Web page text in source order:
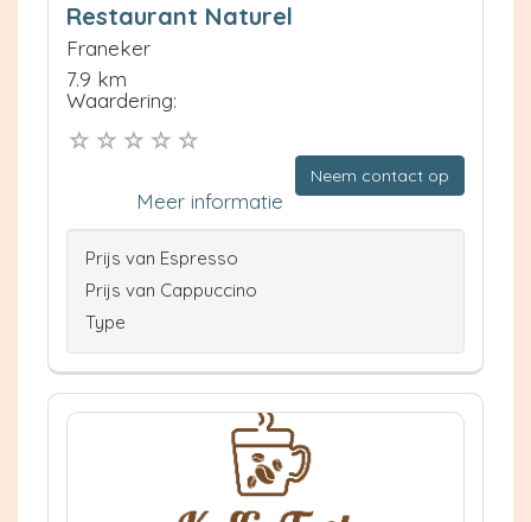
Restaurant Naturel
Franeker
7.9 km
Waardering:
Neem contact op
Meer informatie
Prijs van Espresso
Prijs van Cappuccino
Type